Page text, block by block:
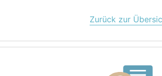
Zurück zur